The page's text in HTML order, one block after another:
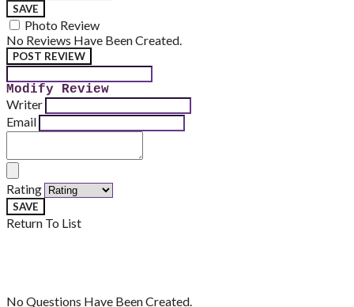
SAVE
Photo Review
No Reviews Have Been Created.
POST REVIEW
Modify Review
Writer
Email
Rating
SAVE
Return To List
No Questions Have Been Created.